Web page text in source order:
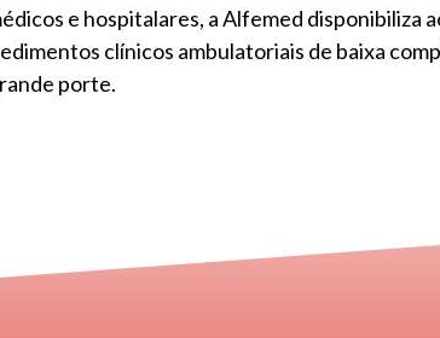
e hospitalares, a Alfemed
clínicos ambulatoriais de baixa
porte.